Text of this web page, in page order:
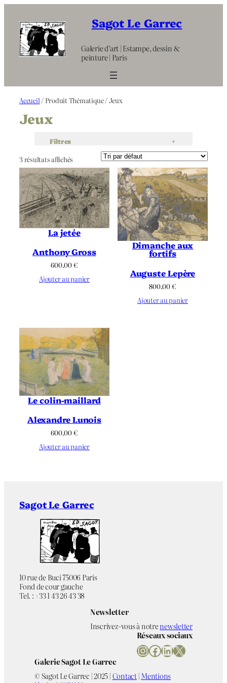
contenu
Sagot Le Garrec
Galerie d’art | Estampe, dessin &
peinture | Paris
Accueil / Produit Thématique / Jeux
Jeux
Filtres +
3 résultats affichés
La jetée
Anthony Gross
600.00€
Ajouter au panier
Dimanche aux
fortifs
Auguste Lepère
800.00€
Ajouter au panier
Le colin-maillard
Alexandre Lunois
600.00€
Ajouter au panier
Sagot Le Garrec
10 rue de Buci 75006 Paris
Fond de cour gauche
Tel. : +33 1 43 26 43 38
Newsletter
Inscrivez-vous à notrenewsletter
Réseaux sociaux
InstagramFacebook LinkedIn X
Galerie Sagot Le Garrec
© Sagot Le Garrec | 2025 |Contact|Mentions